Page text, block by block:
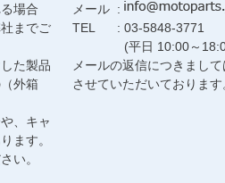
場合
までご
た製品
外箱
、キャ
ます。
い。
メール
TEL
03-5848-3771
(平日 10:00～
メールの返信につきまし
させていただいております